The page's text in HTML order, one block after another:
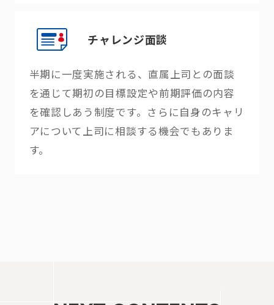
チャレンジ面談
半期に一度実施される、直属上司との面談
を通じて期初の目標設定や前期評価の内容
を確認しあう制度です。さらに自身のキャリ
アについて上司に相談する機会でもありま
す。